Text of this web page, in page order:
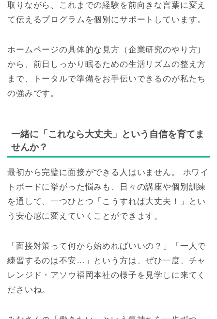
取りながら、これまでの経験を前向きな言葉に変え
て伝えるプログラムを個別にサポートしています。
ホームページの具体的な見方（企業研究のやり方）
から、前日しっかり眠るための生活リズムの整え方
まで、トータルで準備をお手伝いできるのが私たち
の強みです。
一緒に「これなら大丈夫」という自信を育てま
せんか？
最初から完璧に面接ができる人はいません。 ホワイ
トボードに挙がった悩みも、日々の講座や個別訓練
を通して、一つひとつ「こうすれば大丈夫！」とい
う安心感に変えていくことができます。
「面接対策って何から始めればいいの？」「一人で
練習するのは不安…」という方は、ぜひ一度、チャ
レンジド・アソウ福岡本社の様子を見学しに来てく
ださいね。